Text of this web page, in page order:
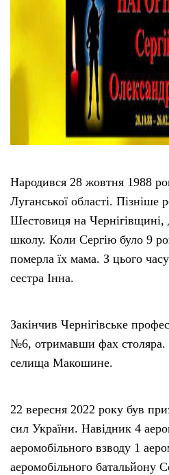
Народився 28 жовтня 1988
Луганської області. Пізніше
Шестовиця на Чернігівщині,
школу. Коли Сергію було 9
померла їх мама. З цього
сестра Інна.
Закінчив Чернігівське
№6, отримавши фах столяра.
селища Макошине.
22 вересня 2022 року був
сил України. Навідник 4
аеромобільного взводу 1
аеромобільного батальйону